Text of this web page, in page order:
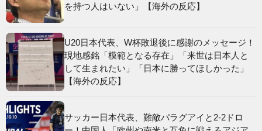
を持つ人はいない」【海外の反応】
U20日本代表、W杯敗退後に感謝のメッセージ！
現地感銘「模範となる存在」「来世は日本人と
して生まれたい」「日本に勝ってほしかった」
【海外の反応】
サッカー日本代表、難敵パラグアイと2-2ドロ